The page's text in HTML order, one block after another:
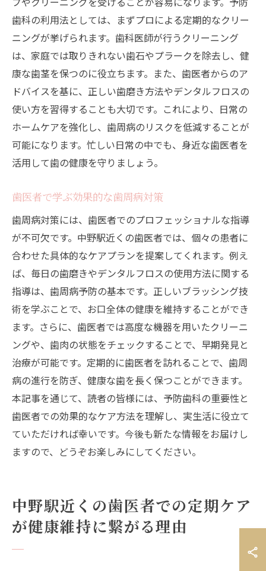
歯科の利用法としては、まずプロによる定期的なクリー
ニングが挙げられます。歯科医師が行うクリーニング
は、家庭では取りきれない歯石やプラークを除去し、健
康な歯茎を保つのに役立ちます。また、歯医者からのア
ドバイスを基に、正しい歯磨き方法やデンタルフロスの
使い方を習得することも大切です。これにより、日常の
ホームケアを強化し、歯周病のリスクを低減することが
可能になります。忙しい日常の中でも、身近な歯医者を
活用して歯の健康を守りましょう。
歯医者で学ぶ効果的な歯周病対策
歯周病対策には、歯医者でのプロフェッショナルな指導
が不可欠です。中野駅近くの歯医者では、個々の患者に
合わせた具体的なケアプランを提案してくれます。例え
ば、毎日の歯磨きやデンタルフロスの使用方法に関する
指導は、歯周病予防の基本です。正しいブラッシング技
術を学ぶことで、お口全体の健康を維持することができ
ます。さらに、歯医者では高度な機器を用いたクリーニ
ングや、歯肉の状態をチェックすることで、早期発見と
治療が可能です。定期的に歯医者を訪れることで、歯周
病の進行を防ぎ、健康な歯を長く保つことができます。
本記事を通じて、読者の皆様には、予防歯科の重要性と
歯医者での効果的なケア方法を理解し、実生活に役立て
ていただければ幸いです。今後も新たな情報をお届けし
ますので、どうぞお楽しみにしてください。
中野駅近くの歯医者での定期ケア
が健康維持に繋がる理由